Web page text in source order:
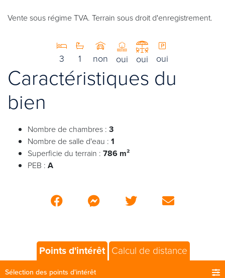
Vente sous régime TVA. Terrain sous droit d'enregistrement.
3 1 non oui oui oui
Caractéristiques du
bien
Nombre de chambres : 3
Nombre de salle d'eau : 1
Superficie du terrain : 786 m²
PEB : A
Points d'intérêt Calcul de distance
Sélection des points d'intérêt